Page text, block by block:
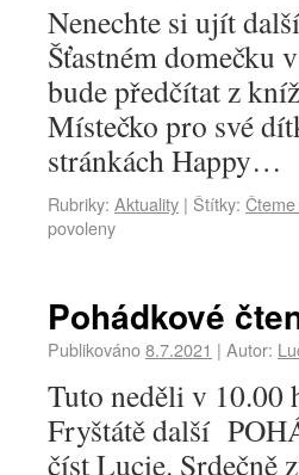
Nenechte si ujít
Šťastném domečku
bude předčítat z
Místečko pro své
stránkách Happy…
Rubriky: Aktuality | Štítky:
povoleny
Pohádkové
Publikováno8.7.2021 | Autor:
Tuto neděli v 10.00
Fryštátě další
číst Lucie. Srdečně